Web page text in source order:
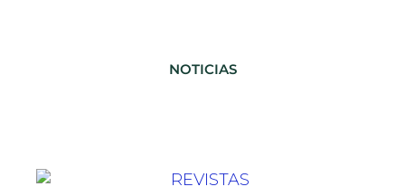
NOTICIAS